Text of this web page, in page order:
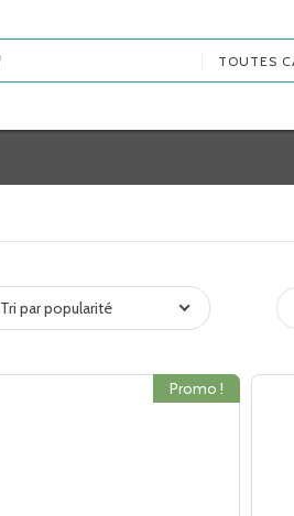
Tri par popularité
Promo !